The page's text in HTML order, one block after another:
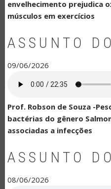
envelhecimento prejudica
músculos em exercícios
ASSUNTO
09/06/2026
Prof. Robson de Souza -
bactérias do gênero
associadas a infecções
ASSUNTO
08/06/2026